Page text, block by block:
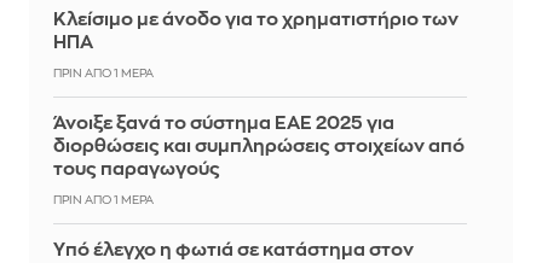
Κλείσιμο με άνοδο για το χρηματιστήριο των
ΗΠΑ
ΠΡΙΝ ΑΠΌ 1 ΜΈΡΑ
Άνοιξε ξανά το σύστημα ΕΑΕ 2025 για
διορθώσεις και συμπληρώσεις στοιχείων από
τους παραγωγούς
ΠΡΙΝ ΑΠΌ 1 ΜΈΡΑ
Yπό έλεγχο η φωτιά σε κατάστημα στον